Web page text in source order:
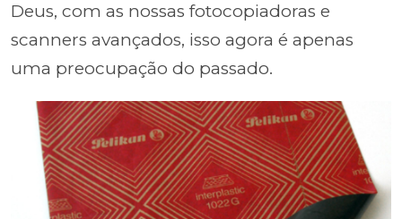
Deus, com as nossas fotocopiadoras e
scanners avançados, isso agora é apenas
uma preocupação do passado.